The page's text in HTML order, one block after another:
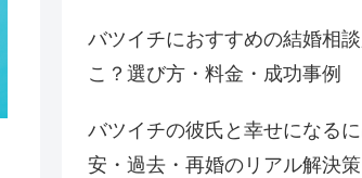
バツイチにおすすめの結婚相
こ？選び方・料金・成功事例
バツイチの彼氏と幸せになる
安・過去・再婚のリアル解決策